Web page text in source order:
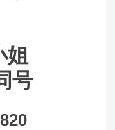
姐
号